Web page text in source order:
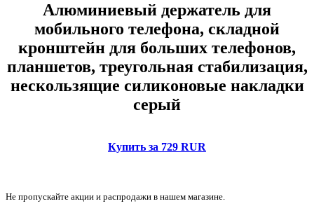
Алюминиевый держатель для
мобильного телефона, складной
кронштейн для больших телефонов,
планшетов, треугольная стабилизация,
нескользящие силиконовые накладки
серый
Купить за 729 RUR
Не пропускайте акции и распродажи в нашем магазине.